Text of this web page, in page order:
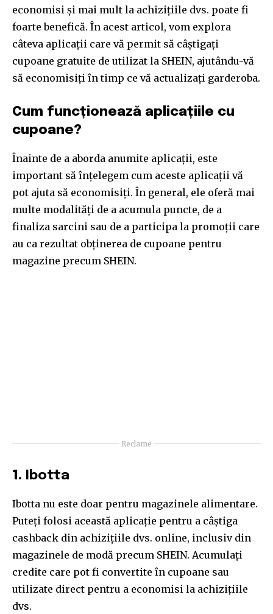
economisi și mai mult la achizițiile dvs. poate fi
foarte benefică. În acest articol, vom explora
câteva aplicații care vă permit să câștigați
cupoane gratuite de utilizat la SHEIN, ajutându-vă
să economisiți în timp ce vă actualizați garderoba.
Cum funcționează aplicațiile cu
cupoane?
Înainte de a aborda anumite aplicații, este
important să înțelegem cum aceste aplicații vă
pot ajuta să economisiți. În general, ele oferă mai
multe modalități de a acumula puncte, de a
finaliza sarcini sau de a participa la promoții care
au ca rezultat obținerea de cupoane pentru
magazine precum SHEIN.
Reclame
1. Ibotta
Ibotta nu este doar pentru magazinele alimentare.
Puteți folosi această aplicație pentru a câștiga
cashback din achizițiile dvs. online, inclusiv din
magazinele de modă precum SHEIN. Acumulați
credite care pot fi convertite în cupoane sau
utilizate direct pentru a economisi la achizițiile
dvs.